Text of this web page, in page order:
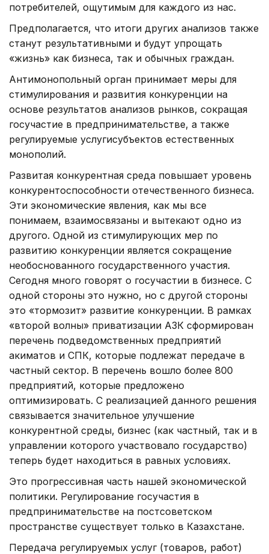
потребителей, ощутимым для каждого из нас.
Предполагается, что итоги других анализов также
станут результативными и будут упрощать
«жизнь» как бизнеса, так и обычных граждан.
Антимонопольный орган принимает меры для
стимулирования и развития конкуренции на
основе результатов анализов рынков, сокращая
госучастие в предпринимательстве, а также
регулируемые услугисубъектов естественных
монополий.
Развитая конкурентная среда повышает уровень
конкурентоспособности отечественного бизнеса.
Эти экономические явления, как мы все
понимаем, взаимосвязаны и вытекают одно из
другого. Одной из стимулирующих мер по
развитию конкуренции является сокращение
необоснованного государственного участия.
Сегодня много говорят о госучастии в бизнесе. С
одной стороны это нужно, но с другой стороны
это «тормозит» развитие конкуренции. В рамках
«второй волны» приватизации АЗК сформирован
перечень подведомственных предприятий
акиматов и СПК, которые подлежат передаче в
частный сектор. В перечень вошло более 800
предприятий, которые предложено
оптимизировать. С реализацией данного решения
связывается значительное улучшение
конкурентной среды, бизнес (как частный, так и в
управлении которого участвовало государство)
теперь будет находиться в равных условиях.
Это прогрессивная часть нашей экономической
политики. Регулирование госучастия в
предпринимательстве на постсоветском
пространстве существует только в Казахстане.
Передача регулируемых услуг (товаров, работ)